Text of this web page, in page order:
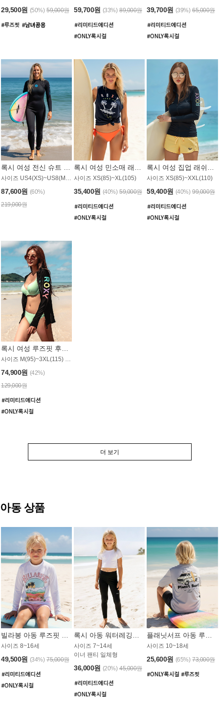
29,500원 (50%) 59,000원 59,700원 (33%) 89,000원 39,700원 (39%) 65,000원
87,600원 (60%)
219,000원
사이즈 XS(85)~XL(105)
35,400원 (40%) 59,000원
사이즈 XS(85)~XXL(110)
59,400원 (40%) 99,000원
록시 여성 루즈핏 후드 래쉬가드 WT900BRX
사이즈 M(95)~3XL(115) / 롱기장 타입
74,900원 (42%)
129,000원
더 보기
아동 상품
사이즈 8~16세
49,500원 (34%) 75,000원
사이즈 7~14세
이너 팬티 일체형
36,000원 (20%) 45,000원
사이즈 10~18세
25,600원 (65%) 73,000원